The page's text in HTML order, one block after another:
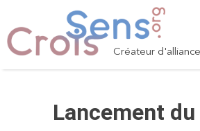
content
Créateur
Lancement du